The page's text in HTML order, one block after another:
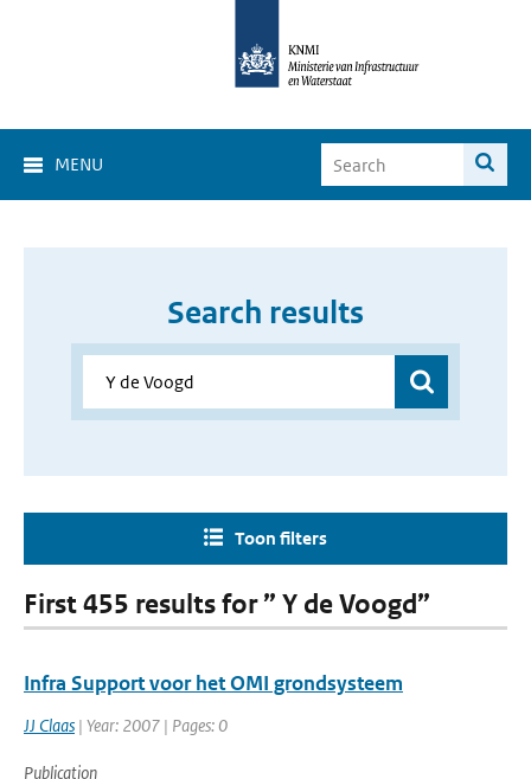
MENU
Search results
Toon filters
First 455 results for ” Y de Voogd”
Infra Support voor het OMI grondsysteem
JJ Claas | Year: 2007 | Pages: 0
Publication